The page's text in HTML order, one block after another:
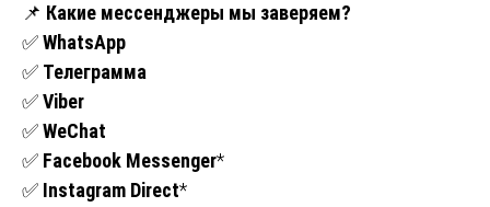
📌 Какие мессенджеры мы заверяем?
✅WhatsApp
✅ Телеграмма
✅Viber
✅WeChat
✅ Facebook Messenger*
✅ Instagram Direct*